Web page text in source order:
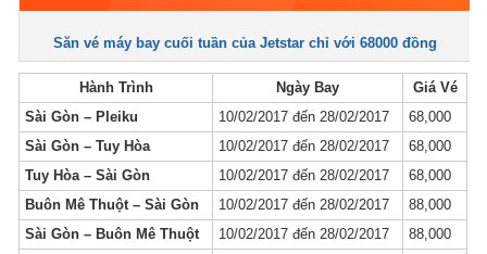
Săn vé máy bay cuối tuần của Jetstar chỉ với 68000 đồng
Hành Trình Ngày Bay
Giá Vé
Sài Gòn – Pleiku
10/02/2017 đến 28/02/2017
68,000
Sài Gòn – Tuy Hòa
10/02/2017 đến 28/02/2017
68,000
Tuy Hòa – Sài Gòn
10/02/2017 đến 28/02/2017
68,000
Buôn Mê Thuột – Sài Gòn
10/02/2017 đến 28/02/2017
88,000
Sài Gòn – Buôn Mê Thuột
10/02/2017 đến 28/02/2017
88,000